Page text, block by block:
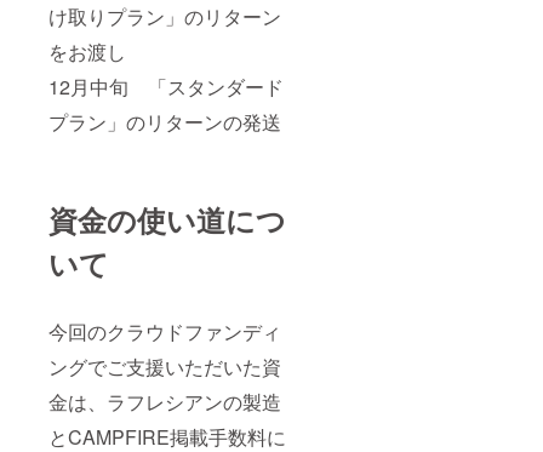
け取りプラン」のリターン
をお渡し
12月中旬 「スタンダード
プラン」のリターンの発送
資金の使い道につ
いて
今回のクラウドファンディ
ングでご支援いただいた資
金は、ラフレシアンの製造
とCAMPFIRE掲載手数料に